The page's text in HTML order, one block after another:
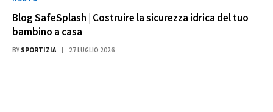
Blog SafeSplash | Costruire la sicurezza idrica del tuo
bambino a casa
BY SPORTIZIA 27 LUGLIO 2026